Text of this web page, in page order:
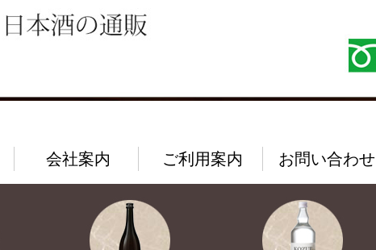
会社案内 ご利用案内 お問い合わせ